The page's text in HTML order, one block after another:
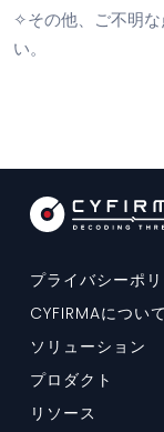
✧その他、ご不明
い。
プライバシーポ
CYFIRMAについて
ソリューション
プロダクト
リソース